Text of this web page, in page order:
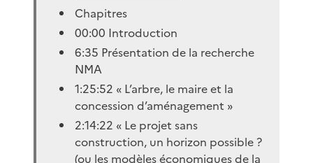
Chapitres
00:00 Introduction
6:35 Présentation de la recherche
NMA
1:25:52 « L’arbre, le maire et la
concession d’aménagement »
2:14:22 « Le projet sans
construction, un horizon possible ?
(ou les modèles économiques de la